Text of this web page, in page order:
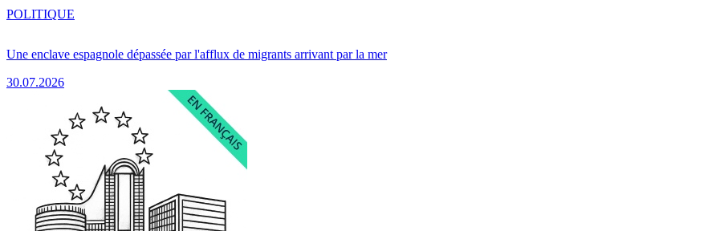
Une enclave espagnole dépassée par l'afflux de migrants arrivant par la mer
30.07.2026
POLITIQUE